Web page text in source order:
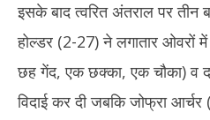
इसके बाद त्वरित अंतराल पर
होल्डर (2-27) ने लगातार ओवरों में
छह गेंद, एक छक्का, एक चौका) व
विदाई कर दी जबकि जोफ्रा